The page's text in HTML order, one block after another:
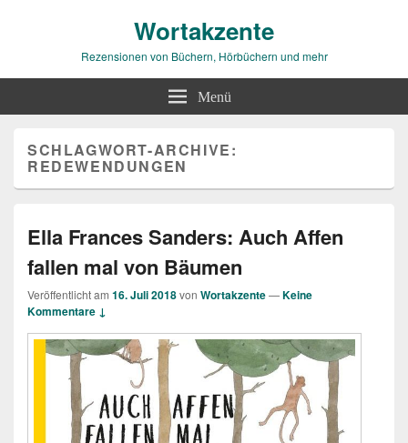
Wortakzente
Rezensionen von Büchern, Hörbüchern und mehr
Menü
SCHLAGWORT-ARCHIVE:
REDEWENDUNGEN
Ella Frances Sanders: Auch Affen
fallen mal von Bäumen
Veröffentlicht am 16. Juli 2018von Wortakzente—Keine
Kommentare ↓